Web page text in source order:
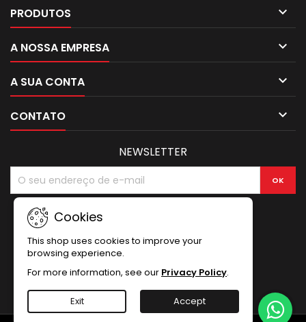
PRODUTOS 
A NOSSA EMPRESA 
A SUA CONTA 
CONTATO 
Cookies
This shop uses cookies to improve your
browsing experience.
For more information, see our Privacy Policy.
Exit Accept
NEWSLETTER